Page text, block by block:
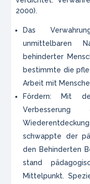
2000).
Das
unmittelbaren
behinderter
bestimmte die
Arbeit mit
Fördern: Mit
schwappte der
den Behinderten
stand
Mittelpunkt.